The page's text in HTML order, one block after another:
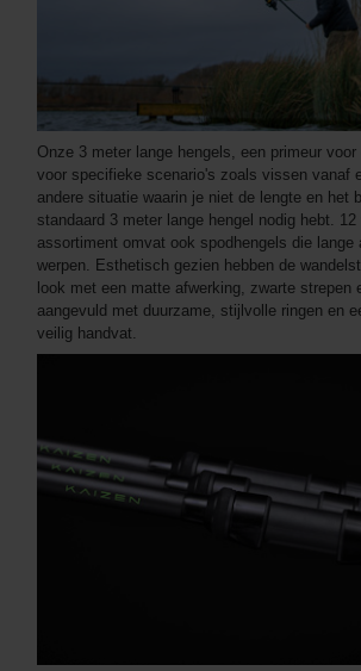
Onze 3 meter lange hengels, een primeur
voor specifieke scenario's zoals vissen vanaf
andere situatie waarin je niet de lengte en het
standaard 3 meter lange hengel nodig hebt.
assortiment omvat ook spodhengels die lange
werpen. Esthetisch gezien hebben de
look met een matte afwerking, zwarte strepen
aangevuld met duurzame, stijlvolle ringen en
veilig handvat.